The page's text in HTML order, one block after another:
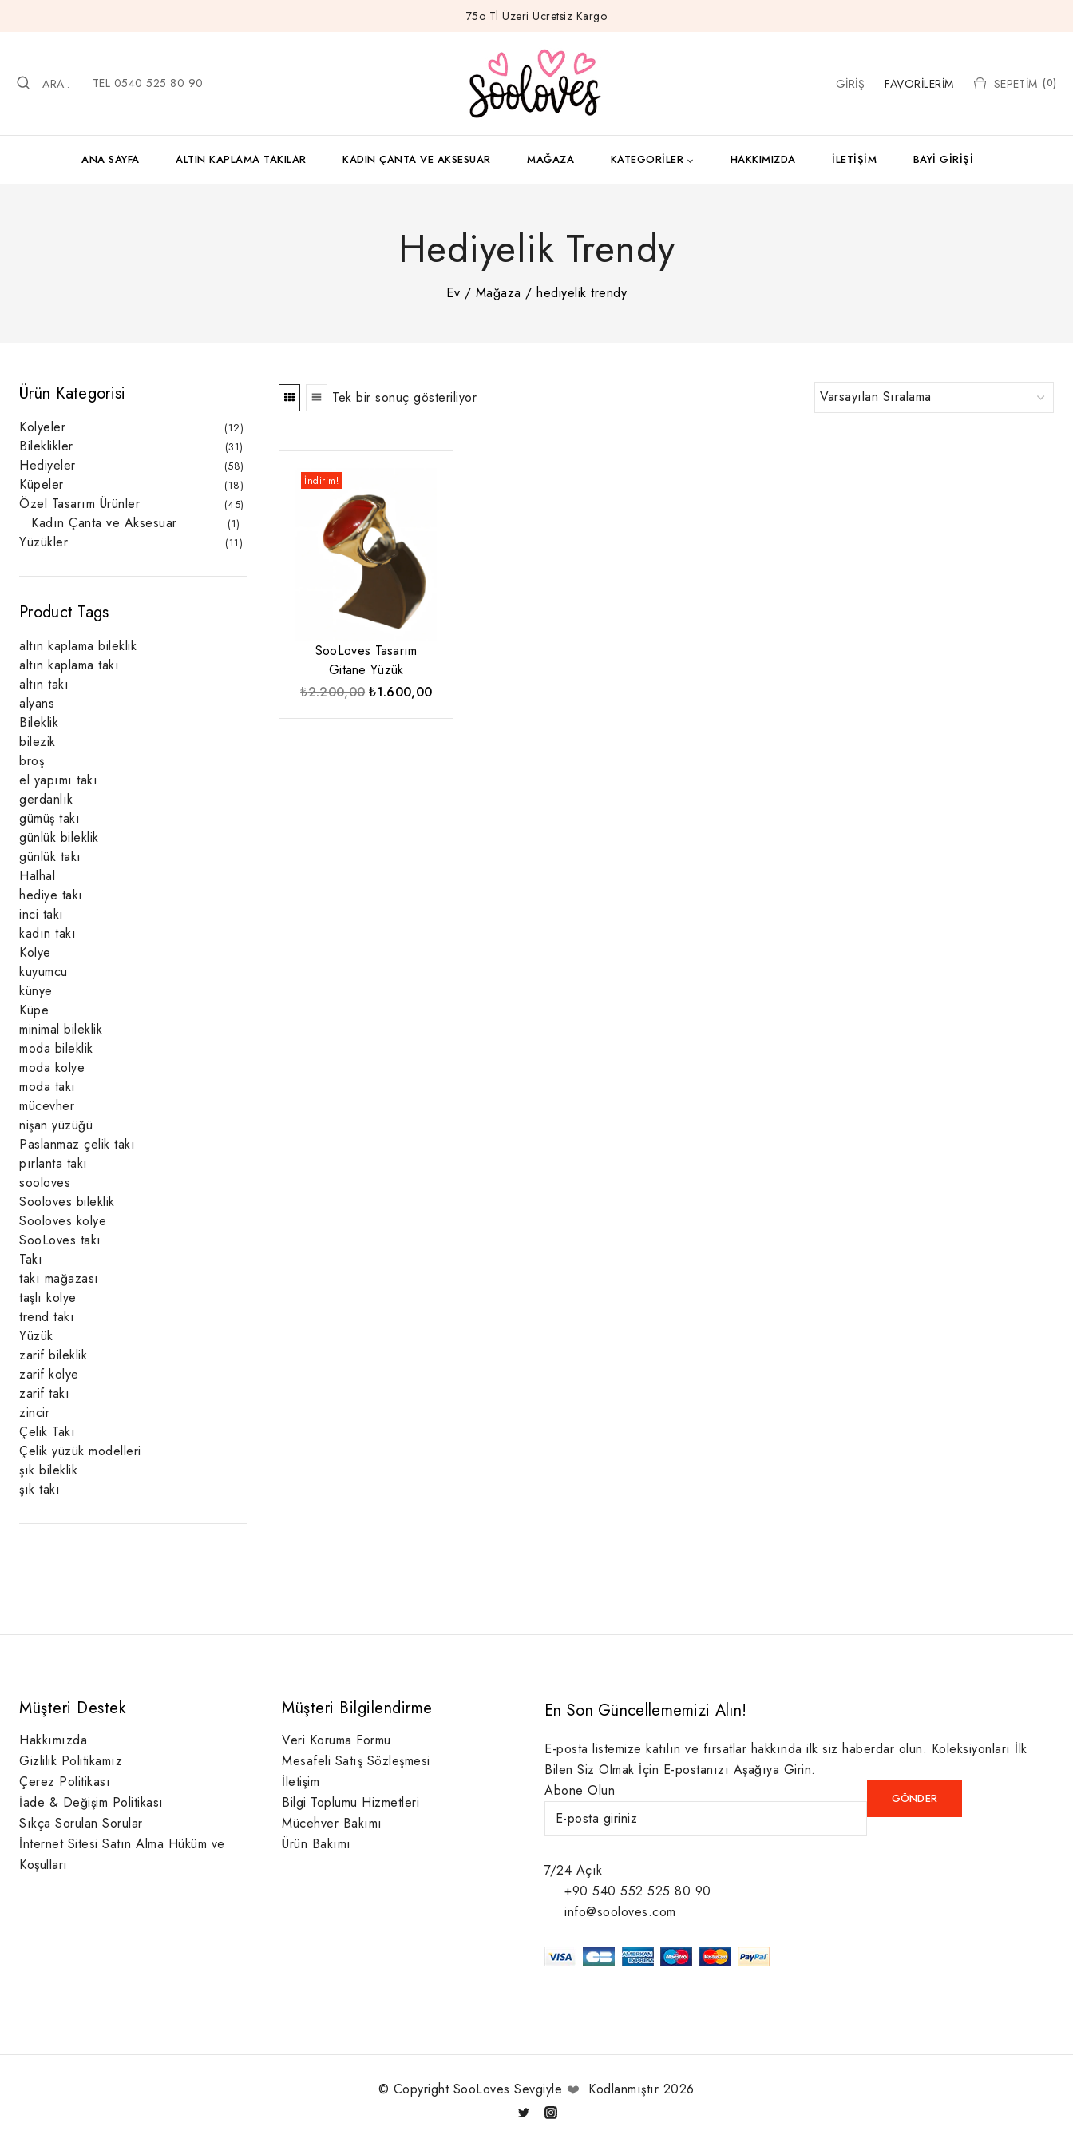
75o Tl Üzeri Ücretsiz Kargo
ARA.. TEL 0540 525 80 90 GIRIŞ FAVORILERIM SEPETIM (0)
ANA SAYFA ALTIN KAPLAMA TAKILAR KADIN ÇANTA VE AKSESUAR MAĞAZA KATEGORILER HAKKIMIZDA İLETIŞIM BAYI GIRIŞI
Hediyelik Trendy
Ev / Mağaza / hediyelik trendy
Tek bir sonuç gösteriliyor
İndirim!
SooLoves Tasarım
Gitane Yüzük
₺2.200,00 Orijinal
₺1.600,00Şu
Ürün Kategorisi
Kolyeler 1212
ürün
Bileklikler 3131
ürün
Hediyeler 5858
ürün
Küpeler 1818
ürün
Özel Tasarım Ürünler 4545
Kadın Çanta ve Aksesuar 11
ürün
Yüzükler 1111
Product Tags
altın kaplama bileklik
altın kaplama takı
altın takı
alyans
Bileklik
bilezik
broş
el yapımı takı
gerdanlık
gümüş takı
günlük bileklik
günlük takı
Halhal
hediye takı
inci takı
kadın takı
Kolye
kuyumcu
künye
Küpe
minimal bileklik
moda bileklik
moda kolye
moda takı
mücevher
nişan yüzüğü
Paslanmaz çelik takı
pırlanta takı
sooloves
Sooloves bileklik
Sooloves kolye
SooLoves takı
Takı
takı mağazası
taşlı kolye
trend takı
Yüzük
zarif bileklik
zarif kolye
zarif takı
zincir
Çelik Takı
Çelik yüzük modelleri
şık bileklik
şık takı
Müşteri Destek
Hakkımızda
Gizlilik Politikamız
Çerez Politikası
İade & Değişim Politikası
Sıkça Sorulan Sorular
İnternet Sitesi Satın Alma Hüküm ve
Koşulları
Müşteri Bilgilendirme
Veri Koruma Formu
Mesafeli Satış Sözleşmesi
İletişim
Bilgi Toplumu Hizmetleri
Mücehver Bakımı
Ürün Bakımı
En Son Güncellememizi Alın!
E-posta listemize katılın ve fırsatlar hakkında ilk siz haberdar olun. Koleksiyonları İlk
Bilen Siz Olmak İçin E-postanızı Aşağıya Girin.
Abone Olun
7/24 Açık
+90 540 552 525 80 90
info@sooloves.com
© Copyright SooLoves Sevgiyle ❤️ Kodlanmıştır 2026